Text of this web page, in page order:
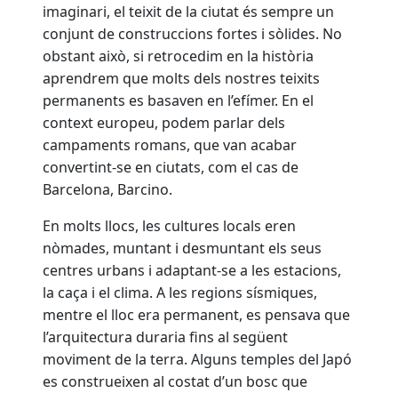
imaginari, el teixit de la ciutat és sempre un
conjunt de construccions fortes i sòlides. No
obstant això, si retrocedim en la història
aprendrem que molts dels nostres teixits
permanents es basaven en l’efímer. En el
context europeu, podem parlar dels
campaments romans, que van acabar
convertint-se en ciutats, com el cas de
Barcelona, Barcino.
En molts llocs, les cultures locals eren
nòmades, muntant i desmuntant els seus
centres urbans i adaptant-se a les estacions,
la caça i el clima. A les regions sísmiques,
mentre el lloc era permanent, es pensava que
l’arquitectura duraria fins al següent
moviment de la terra. Alguns temples del Japó
es construeixen al costat d’un bosc que